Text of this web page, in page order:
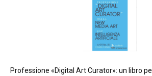
Professione «Digital Art Curator»: un libro